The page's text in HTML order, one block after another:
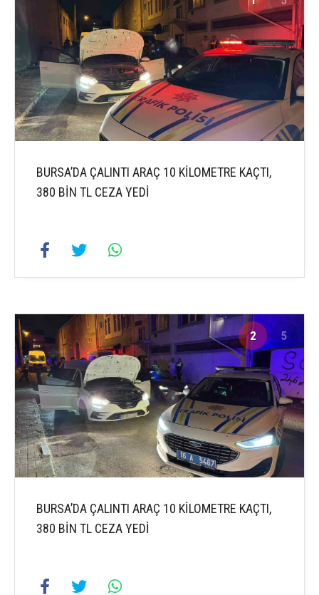
BURSA’DA ÇALINTI ARAÇ 10 KİLOMETRE KAÇTI,
380 BİN TL CEZA YEDİ
2 5
BURSA’DA ÇALINTI ARAÇ 10 KİLOMETRE KAÇTI,
380 BİN TL CEZA YEDİ